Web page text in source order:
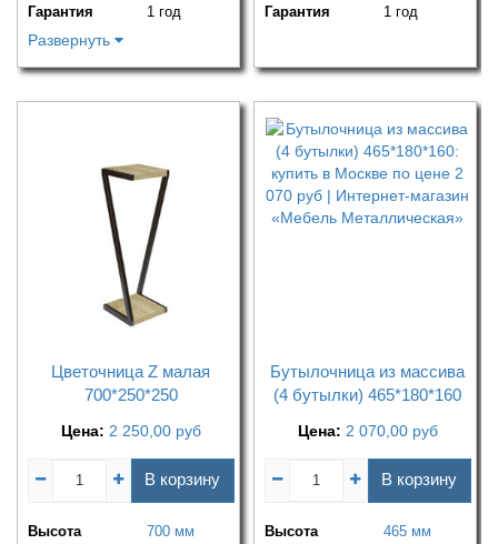
Гарантия 1 год
Развернуть
Гарантия 1 год
Цветочница Z малая
700*250*250
Цена: 2 250,00 руб
В корзину
Высота
700 мм
Бутылочница из массива
(4 бутылки) 465*180*160
Цена: 2 070,00 руб
В корзину
Высота
465 мм